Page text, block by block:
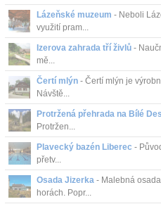
Lázeňské muzeum - Neboli
využití pram...
Izerova zahrada tří živlů -
mě...
Čertí mlýn - Čertí mlýn je
Návště...
Protržená přehrada na Bílé
Protržen...
Plavecký bazén Liberec -
přetv...
Osada Jizerka - Malebná
horách. Popr...